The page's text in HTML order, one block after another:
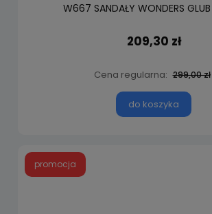
W667 SANDAŁY WONDERS
209,30 zł
Cena regularna: 299,00 zł
do koszyka
promocja